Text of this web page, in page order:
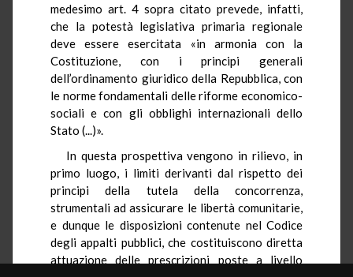
medesimo art. 4 sopra citato prevede, infatti,
che la potestà legislativa primaria regionale
deve essere esercitata «in armonia con la
Costituzione, con i principi generali
dell’ordinamento giuridico della Repubblica, con
le norme fondamentali delle riforme economico-
sociali e con gli obblighi internazionali dello
Stato (...)».
In questa prospettiva vengono in rilievo, in
primo luogo, i limiti derivanti dal rispetto dei
principi della tutela della concorrenza,
strumentali ad assicurare le libertà comunitarie,
e dunque le disposizioni contenute nel Codice
degli appalti pubblici, che costituiscono diretta
attuazione delle prescrizioni poste a livello